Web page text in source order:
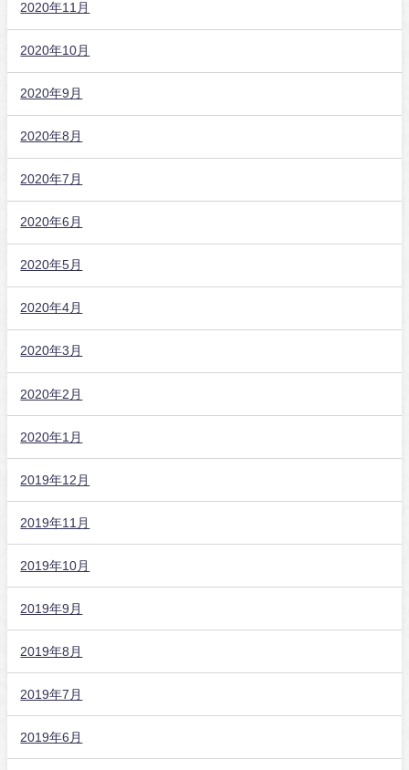
2020年11月
2020年10月
2020年9月
2020年8月
2020年7月
2020年6月
2020年5月
2020年4月
2020年3月
2020年2月
2020年1月
2019年12月
2019年11月
2019年10月
2019年9月
2019年8月
2019年7月
2019年6月